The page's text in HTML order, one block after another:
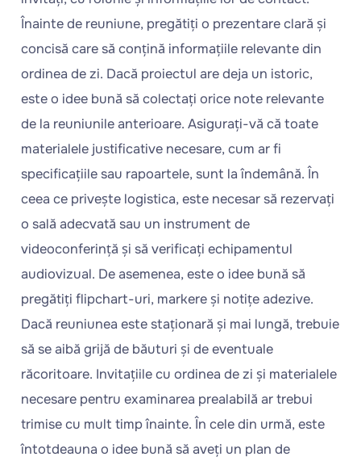
Înainte de reuniune, pregătiți o prezentare clară și
concisă care să conțină informațiile relevante din
ordinea de zi. Dacă proiectul are deja un istoric,
este o idee bună să colectați orice note relevante
de la reuniunile anterioare. Asigurați-vă că toate
materialele justificative necesare, cum ar fi
specificațiile sau rapoartele, sunt la îndemână. În
ceea ce privește logistica, este necesar să rezervați
o sală adecvată sau un instrument de
videoconferință și să verificați echipamentul
audiovizual. De asemenea, este o idee bună să
pregătiți flipchart-uri, markere și notițe adezive.
Dacă reuniunea este staționară și mai lungă, trebuie
să se aibă grijă de băuturi și de eventuale
răcoritoare. Invitațiile cu ordinea de zi și materialele
necesare pentru examinarea prealabilă ar trebui
trimise cu mult timp înainte. În cele din urmă, este
întotdeauna o idee bună să aveți un plan de